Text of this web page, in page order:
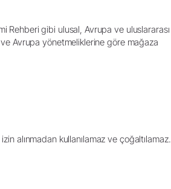
Rehberi gibi ulusal, Avrupa ve uluslararası
Avrupa yönetmeliklerine göre mağaza
alınmadan kullanılamaz ve çoğaltılamaz.